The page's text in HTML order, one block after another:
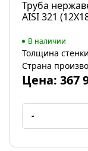
Труба
AISI 321
В наличии
Толщина стенки
Страна
Цена: 367
-